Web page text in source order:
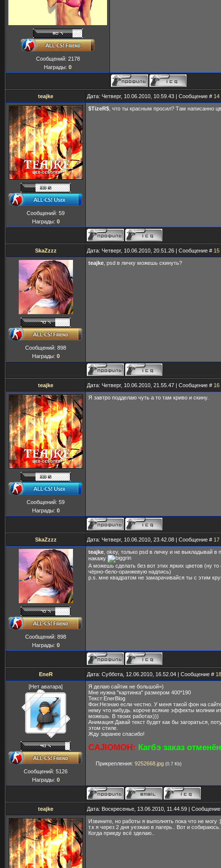
Сообщений: 2178
Награды: 0
teajke Дата: Четверг, 10.06.2010, 10.59.43 | Сообщение # 14
Сообщений: 59
Награды: 0
$TizeR$ , что ты красным просил? Там написанно
SkaZzzz Дата: Четверг, 10.06.2010, 20.51.26 | Сообщение # 15
Сообщений: 898
Награды: 0
teajke , psd в личку можешь скинуть?
teajke Дата: Четверг, 10.06.2010, 21.55.47 | Сообщение # 16
Сообщений: 59
Награды: 0
Я завтро подделаю чуть а то там криво и скину.
SkaZzzz Дата: Четверг, 10.06.2010, 23.42.08 | Сообщение # 17
Сообщений: 898
Награды: 0
teajke , okey, только psd в личку и не выкладывай в
накажу
А можешь сделать без вот этих ярких цветов (ну то
чёрно-бело-оранжевую надпись)
p.s. мне квадратом не замарачивайся ты с этим
EneR Дата: Суббота, 12.06.2010, 16.52.04 | Сообщение # 18
[Нет аватара]
Сообщений: 5126
Награды: 0
Я делаю сайтик не большой=)
Мне нужна "картинка" размером 400*190
Текст:EnerBlog
Фон:Незнаю если честно. У меня такой фон на
нему что нибудь. короче всякие эффекты молнии
можешь. В твоих работах)))
Анимация:Давай текст будет как бы загораться,
этом стиле.
Жду заранее спасибо!
CAJIOMOH: Кагбэ заказ отменён
Прикрепления: 9252668.jpg (0.7 Kb)
teajke Дата: Воскресенье, 13.06.2010, 11.44.59 |
Извините, но работы я выполнять пока что не могу :[
т.к я через 2 дня уезжаю в лагерь.. Вот и
Когда приеду всё зделаю..